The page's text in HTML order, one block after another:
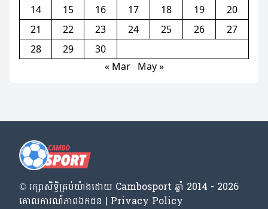
14
15 16 17 18 19
20
21
22 23 24 25 26
27
28
29
30
« Mar
May »
© រក្សា​សិទ្ធិ​គ្រប់​យ៉ាង​ដោយ​ Cambosport ឆ្នាំ 2014 - 2026
គោលការណ៍​ភាព​ឯកជន | Privacy Policy